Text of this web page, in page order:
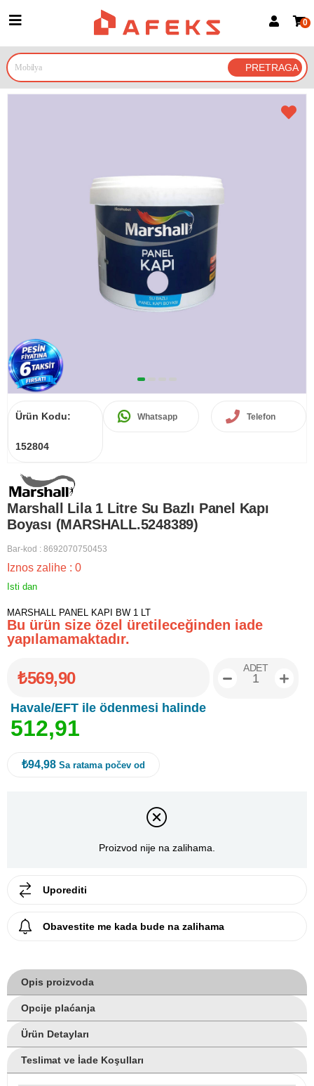
Prijava za članove
Prijavite se Google nalogom
0
Ürün Kodu:
152804
Whatsapp Telefon
Marshall Lila 1 Litre Su Bazlı Panel Kapı
Boyası (MARSHALL.5248389)
Bar-kod : 8692070750453
Iznos zalihe : 0
Isti dan
MARSHALL PANEL KAPI BW 1 LT
Bu ürün size özel üretileceğinden iade
yapılamamaktadır.
₺569,90
Havale/EFT ile ödenmesi halinde
512,91
ADET
₺94,98 Sa ratama počev od
Proizvod nije na zalihama.
Uporediti
Obavestite me kada bude na zalihama
Opis proizvoda
Opcije plaćanja
Ürün Detayları
Teslimat ve İade Koşulları